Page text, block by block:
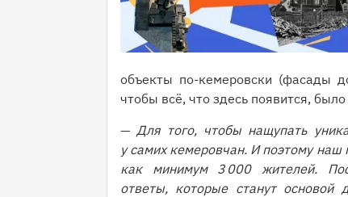
объекты по-кемеровски (фасады
чтобы всё, что здесь появится,
—Для того, чтобы нащупать
у самих кемеровчан. И поэтому
как минимум 3 000 жителей.
ответы, которые станут основой